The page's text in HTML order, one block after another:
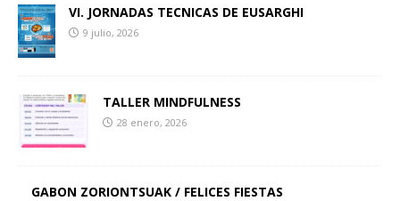
VI. JORNADAS TECNICAS DE EUSARGHI
9 julio, 2026
TALLER MINDFULNESS
28 enero, 2026
GABON ZORIONTSUAK / FELICES FIESTAS